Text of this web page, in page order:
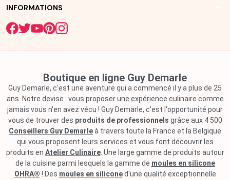
INFORMATIONS
Boutique en ligne Guy Demarle
Guy Demarle, c'est une aventure qui a commencé il y a plus de 25
ans. Notre devise : vous proposer une expérience culinaire comme
jamais vous n'en avez vécu ! Guy Demarle, c'est l'opportunité pour
vous de trouver des produits de professionnels grâce aux 4 500
Conseillers Guy Demarleà travers toute la France et la Belgique
qui vous proposent leurs services et vous font découvrir les
produits en Atelier Culinaire. Une large gamme de produits autour
de la cuisine parmi lesquels la gamme de moules en silicone
OHRA® ! Des moules en siliconed'une qualité exceptionnelle